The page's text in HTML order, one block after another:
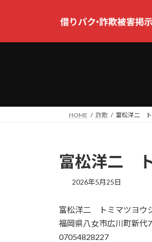
ン
ー
HOME 詐欺 富松洋二
富松洋二
2026年5月25日
富松洋二 トミマツヨウ
福岡県八女市広川町新代
07054828227